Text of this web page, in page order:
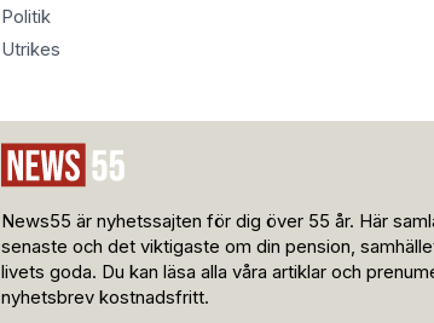
Politik
Utrikes
News55 är nyhetssajten för dig över 55 år. Här
senaste och det viktigaste om din pension,
livets goda. Du kan läsa alla våra artiklar och
nyhetsbrev kostnadsfritt.